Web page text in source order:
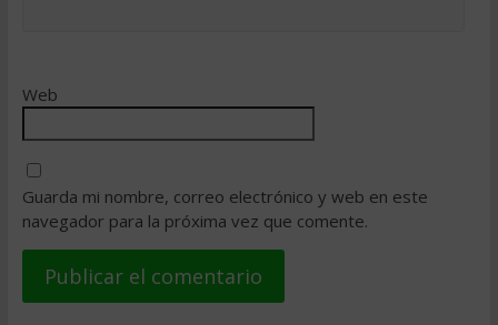
Web
Guarda mi nombre, correo electrónico y web en este
navegador para la próxima vez que comente.